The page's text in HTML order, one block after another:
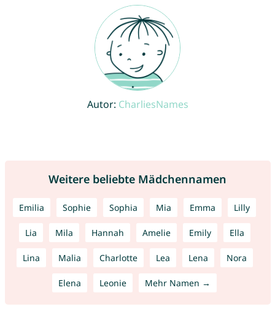
Autor: CharliesNames
Weitere beliebte Mädchennamen
Emilia Sophie Sophia Mia Emma Lilly
Lia Mila Hannah Amelie Emily Ella
Lina Malia Charlotte Lea Lena Nora
Elena Leonie Mehr Namen →